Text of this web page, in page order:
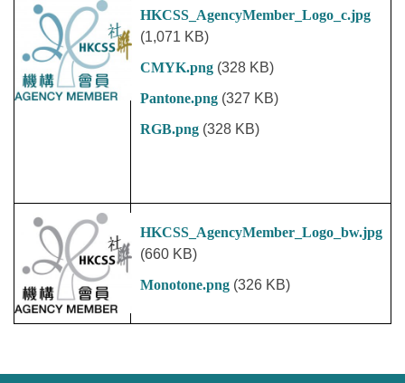
HKCSS_AgencyMember_Logo_c.jpg
(1,071 KB)
CMYK.png (328 KB)
Pantone.png (327 KB)
RGB.png (328 KB)
HKCSS_AgencyMember_Logo_bw.jpg
(660 KB)
Monotone.png (326 KB)